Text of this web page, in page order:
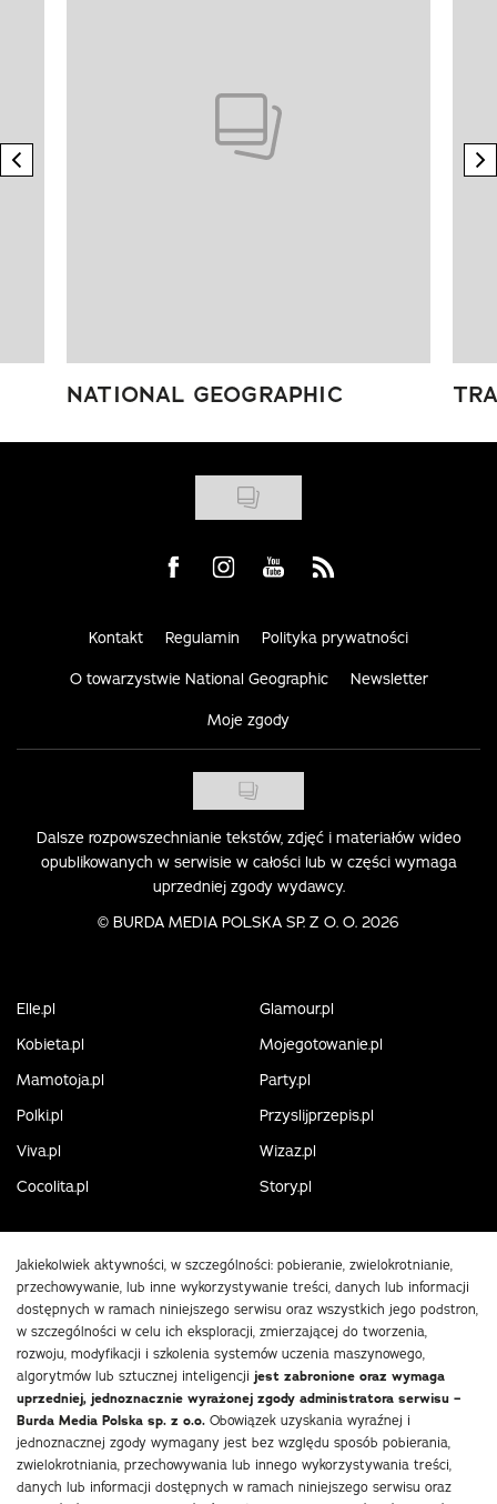
previous element
NATIONAL GEOGRAPHIC
Visit us on Facebook
Visit us on Instagram
Visit us on Youtube
Visit us on Rss
Kontakt Regulamin Polityka prywatności
O towarzystwie National Geographic Newsletter
Moje zgody
Dalsze rozpowszechnianie tekstów, zdjęć i materiałów wideo
opublikowanych w serwisie w całości lub w części wymaga
uprzedniej zgody wydawcy.
© BURDA MEDIA POLSKA SP. Z O. O. 2026
Elle.pl
Glamour.pl
Kobieta.pl
Mojegotowanie.pl
Mamotoja.pl
Party.pl
Polki.pl
Przyslijprzepis.pl
Viva.pl
Wizaz.pl
Cocolita.pl
Story.pl
Jakiekolwiek aktywności, w szczególności: pobieranie, zwielokrotnianie,
przechowywanie, lub inne wykorzystywanie treści, danych lub informacji
dostępnych w ramach niniejszego serwisu oraz wszystkich jego podstron,
w szczególności w celu ich eksploracji, zmierzającej do tworzenia,
rozwoju, modyfikacji i szkolenia systemów uczenia maszynowego,
algorytmów lub sztucznej inteligencji jest zabronione oraz wymaga
uprzedniej, jednoznacznie wyrażonej zgody administratora serwisu –
Burda Media Polska sp. z o.o. Obowiązek uzyskania wyraźnej i
jednoznacznej zgody wymagany jest bez względu sposób pobierania,
zwielokrotniania, przechowywania lub innego wykorzystywania treści,
danych lub informacji dostępnych w ramach niniejszego serwisu oraz